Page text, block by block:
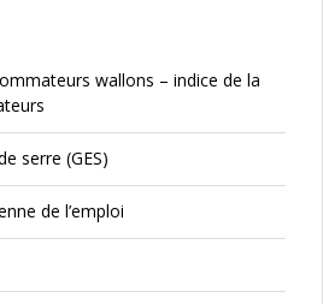
wallons – indice de la
serre (GES)
de l’emploi